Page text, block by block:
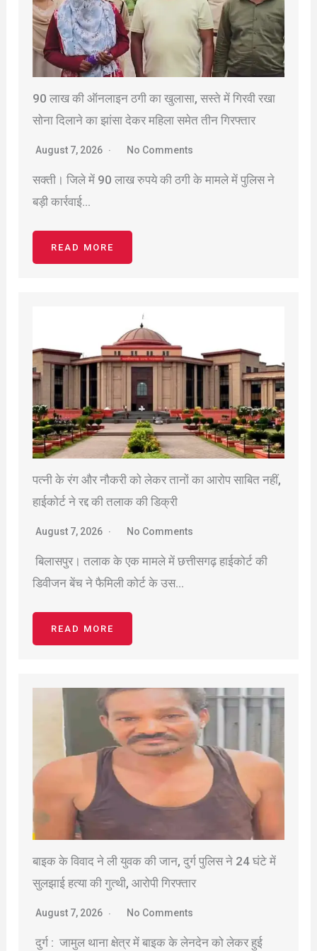
90 लाख की ऑनलाइन ठगी का खुलासा, सस्ते में गिरवी रखा
सोना दिलाने का झांसा देकर महिला समेत तीन गिरफ्तार
August 7, 2026 No Comments
सक्ती। जिले में 90 लाख रुपये की ठगी के मामले में पुलिस ने
बड़ी कार्रवाई…
READ MORE
पत्नी के रंग और नौकरी को लेकर तानों का आरोप साबित नहीं,
हाईकोर्ट ने रद्द की तलाक की डिक्री
August 7, 2026 No Comments
बिलासपुर। तलाक के एक मामले में छत्तीसगढ़ हाईकोर्ट की
डिवीजन बेंच ने फैमिली कोर्ट के उस…
READ MORE
बाइक के विवाद ने ली युवक की जान, दुर्ग पुलिस ने 24 घंटे में
सुलझाई हत्या की गुत्थी, आरोपी गिरफ्तार
August 7, 2026 No Comments
दुर्ग : जामुल थाना क्षेत्र में बाइक के लेनदेन को लेकर हुई